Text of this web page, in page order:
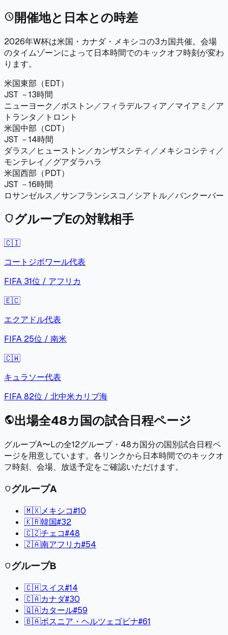
schedule開催地と日本との時差
2026年W杯は米国・カナダ・メキシコの3カ国共催。会場
のタイムゾーンによって日本時間でのキックオフ時刻が変わ
ります。
米国東部（EDT）
JST －13時間
ニューヨーク／ボストン／フィラデルフィア／マイアミ／ア
トランタ／トロント
米国中部（CDT）
JST －14時間
ダラス／ヒューストン／カンザスシティ／メキシコシティ／
モンテレイ／グアダラハラ
米国西部（PDT）
JST －16時間
ロサンゼルス／サンフランシスコ／シアトル／バンクーバー
shield グループEの対戦相手
🇨🇮
コートジボワール代表
FIFA 31位 / アフリカ
🇪🇨
エクアドル代表
FIFA 25位 / 南米
🇨🇼
キュラソー代表
FIFA82位 / 北中米カリブ海
public出場全48カ国の試合日程ページ
グループA〜Lの全12グループ・48カ国分の国別試合日程ペ
ージを用意しています。各リンクから日本時間でのキックオ
フ時刻、会場、放送予定をご確認いただけます。
shieldグループA
🇲🇽メキシコ#10
🇰🇷韓国#32
🇨🇿チェコ#48
🇿🇦南アフリカ#54
shieldグループB
🇨🇭スイス#14
🇨🇦カナダ#30
🇶🇦カタール#59
🇧🇦ボスニア・ヘルツェゴビナ#61